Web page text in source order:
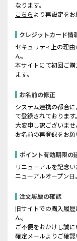
なります。
こちらより再設定をお
クレジットカード情
セキュリティ上の理
ん。
本サイトにて初回ご
ます。
お名前の修正
システム連携の都合
て登録されております。
大変申し訳ございま
お名前の再登録をお願
ポイント有効期限の
リニューアルを記念
ニューアルオープン日
注文履歴の確認
旧サイトでの購入履
ん。
ご不便をおかけし誠
確定メールよりご確認